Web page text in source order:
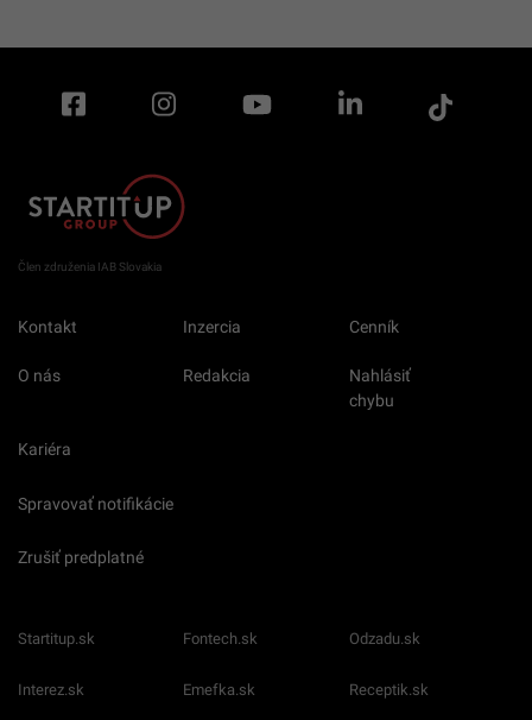
Člen združenia IAB Slovakia
Kontakt Inzercia Cenník
O nás Redakcia
Nahlásiť
chybu
Kariéra
Spravovať notifikácie
Zrušiť predplatné
Startitup.sk Fontech.sk Odzadu.sk
Interez.sk Emefka.sk Receptik.sk